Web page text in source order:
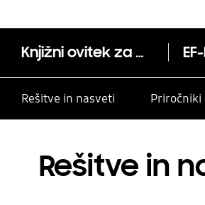
Knjižni ovitek za Galaxy Tab A
Rešitve in nasveti Priročniki
Rešitve in